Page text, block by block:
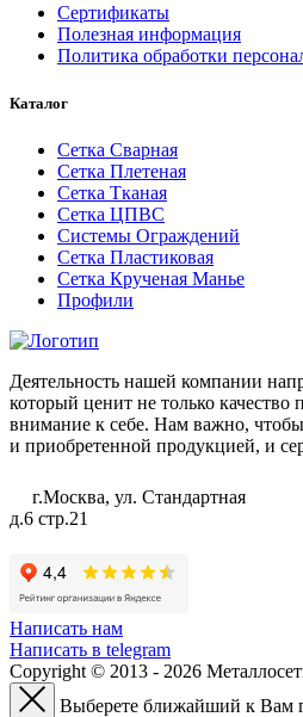
Сертификаты
Полезная информация
Политика обработки
Каталог
Сетка Сварная
Сетка Плетеная
Сетка Тканая
Сетка ЦПВС
Системы Ограждений
Сетка Пластиковая
Сетка Крученая Манье
Профили
Деятельность нашей компании
который ценит не только качество
внимание к себе. Нам важно, чтобы
и приобретенной продукцией, и
г.Москва, ул. Стандартная
д.6 стр.21
Написать нам
Написать в telegram
Copyright © 2013 - 2026
Выберете ближайший к Вам